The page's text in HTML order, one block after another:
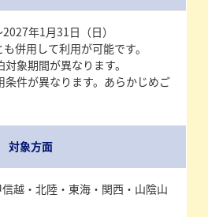
年1月31日（日）
併用して利用が可能です。
象期間が異なります。
条件が異なります。あらかじめご
対象方面
越・北陸・東海・関西・山陰山